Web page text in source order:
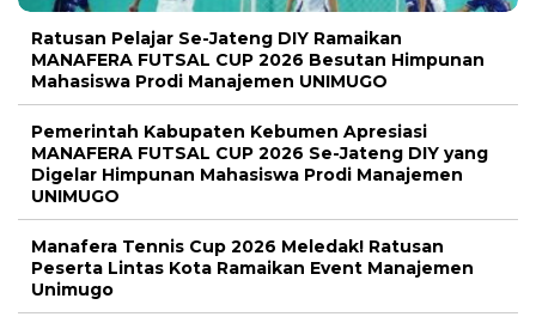
Ratusan Pelajar Se-Jateng DIY Ramaikan
MANAFERA FUTSAL CUP 2026 Besutan Himpunan
Mahasiswa Prodi Manajemen UNIMUGO
Pemerintah Kabupaten Kebumen Apresiasi
MANAFERA FUTSAL CUP 2026 Se-Jateng DIY yang
Digelar Himpunan Mahasiswa Prodi Manajemen
UNIMUGO
Manafera Tennis Cup 2026 Meledak! Ratusan
Peserta Lintas Kota Ramaikan Event Manajemen
Unimugo